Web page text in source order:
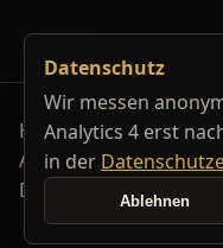
Bewohner eines
Küstenortes leiden sehr
unter der
Horrorfilm-Reviews,
Archiv.
Datenschutzerklärung
Cookie-
Datenschutz
Wir messen
Analytics 4 erst
in der
Ablehnen